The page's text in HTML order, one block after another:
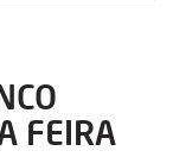
FEIRA